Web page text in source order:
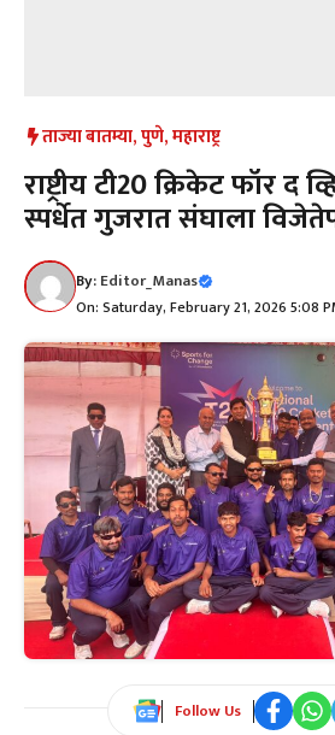
ताज्या बातम्या,पुणे,महाराष्ट्र
राष्ट्रीय टी20 क्रिकेट फॉर द
स्पर्धेत गुजरात संघाला
By:Editor_Manas
On: Saturday, February 21, 2026 5:08
Follow Us